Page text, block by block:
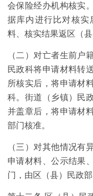
会保险经办机构核实
据库内进行比对核实
料、核实结果返区（县
（二）对亡者生前户
民政科将申请材料转
所核实后，将申请材
科。街道（乡镇）民
并盖章后，将申请材
部门核准。
（三）对其他情况有
申请材料、公示结果
门，由区（县）民政